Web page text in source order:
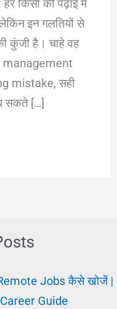
किसी की पढ़ाई में
इन गलतियों से
कुंजी है। चाहे वह
management
mistake, सही
सकते […]
Jobs कैसे खोजें |
Guide